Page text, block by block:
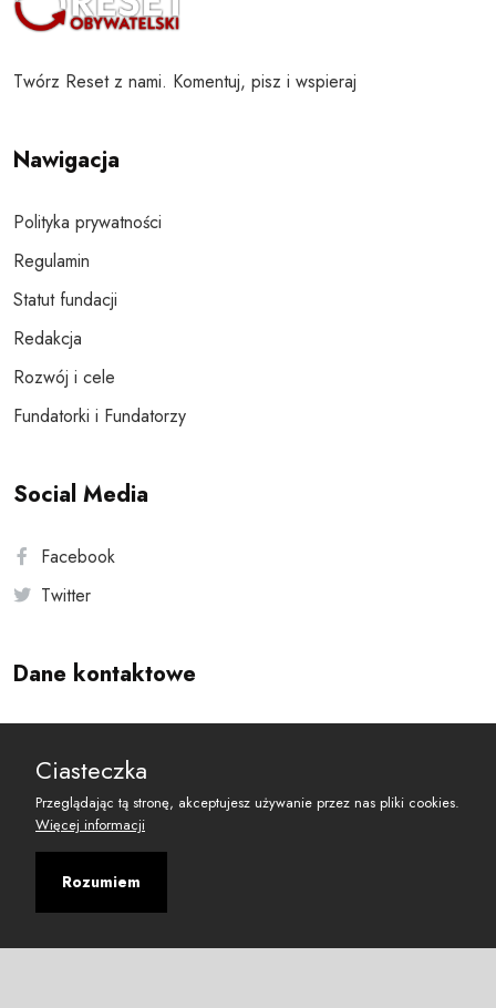
Twórz Reset z nami. Komentuj, pisz i wspieraj
Nawigacja
Polityka prywatności
Regulamin
Statut fundacji
Redakcja
Rozwój i cele
Fundatorki i Fundatorzy
Social Media
Facebook
Twitter
Dane kontaktowe
reset@resetobywatelski.pl
Ciasteczka
Przeglądając tą stronę, akceptujesz używanie przez nas pliki cookies.
Więcej informacji
Rozumiem